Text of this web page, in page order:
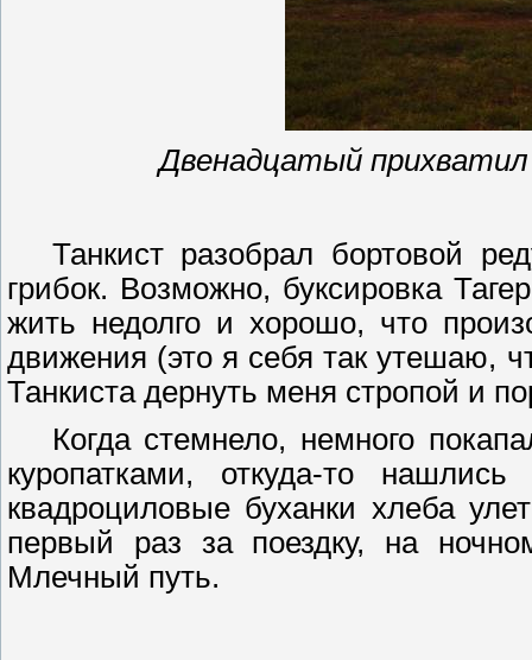
Двенадцатый
Танкист разобрал бортовой
грибок. Возможно, буксировка
жить недолго и хорошо, что
движения (это я себя так утешаю,
Танкиста дернуть меня стропой и
Когда стемнело, немного
куропатками, откуда-то
квадроциловые буханки хлеба
первый раз за поездку, на
Млечный путь.